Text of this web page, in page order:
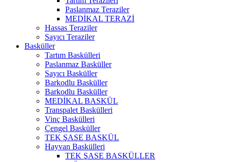
Paslanmaz Teraziler
MEDİKAL TERAZİ
Hassas Teraziler
Sayıcı Teraziler
Basküller
Tartım Baskülleri
Paslanmaz Basküller
Sayıcı Basküller
Barkodlu Basküller
Barkodlu Basküller
MEDİKAL BASKÜL
Transpalet Baskülleri
Vinç Baskülleri
Çengel Basküller
TEK ŞASE BASKÜL
Hayvan Baskülleri
TEK ŞASE BASKÜLLER